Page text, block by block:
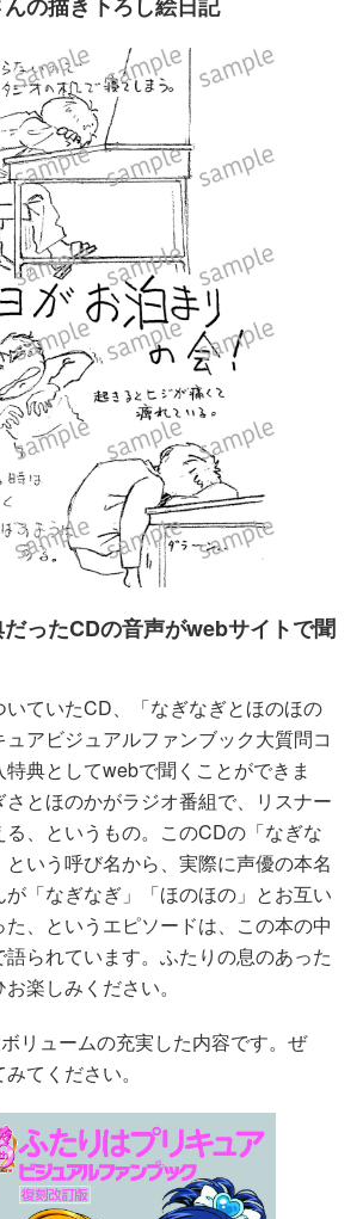
ったCDの音声がwebサイトで聞
いていたCD、「なぎなぎとほのほの
アビジュアルファンブック大質問コ
典としてwebで聞くことができま
とほのかがラジオ番組で、リスナー
、というもの。このCDの「なぎな
いう呼び名から、実際に声優の本名
が「なぎなぎ」「ほのほの」とお互い
、というエピソードは、この本の中
られています。ふたりの息のあった
楽しみください。
リュームの充実した内容です。ぜ
てください。